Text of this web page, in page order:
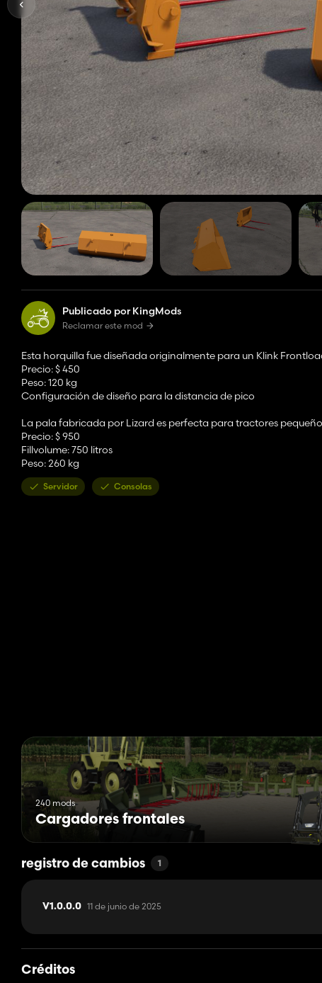
Publicado por KingMods
Reclamar este mod
Esta horquilla fue diseñada originalmente para un Klink
Precio: $ 450
Peso: 120 kg
Configuración de diseño para la distancia de pico
La pala fabricada por Lizard es perfecta para tractores
Precio: $ 950
Fillvolume: 750 litros
Peso: 260 kg
Servidor Consolas
240 mods
Cargadores frontales
registro de cambios 1
V1.0.0.0 11 de junio de 2025
Créditos